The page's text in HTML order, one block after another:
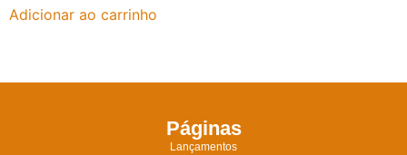
Adicionar ao carrinho
Páginas
Lançamentos